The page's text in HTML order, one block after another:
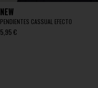
NEW
PENDIENTES CASSUAL EFECTO
5,95 €